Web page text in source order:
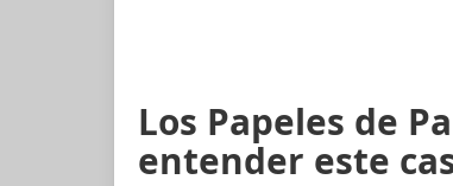
Los Papeles de
entender este